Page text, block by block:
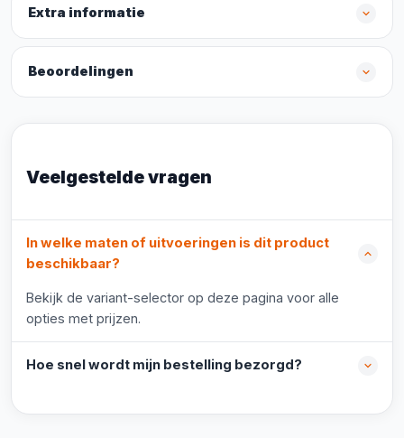
Extra informatie
Beoordelingen
Veelgestelde vragen
In welke maten of uitvoeringen is dit product
beschikbaar?
Bekijk de variant-selector op deze pagina voor alle
opties met prijzen.
Hoe snel wordt mijn bestelling bezorgd?